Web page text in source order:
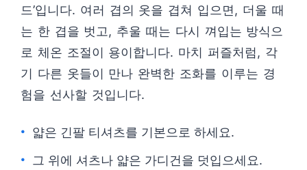
드’입니다. 여러 겹의 옷을 겹쳐 입으면, 더울 때
는 한 겹을 벗고, 추울 때는 다시 껴입는 방식으
로 체온 조절이 용이합니다. 마치 퍼즐처럼, 각
기 다른 옷들이 만나 완벽한 조화를 이루는 경
험을 선사할 것입니다.
얇은 긴팔 티셔츠를 기본으로 하세요.
그 위에 셔츠나 얇은 가디건을 덧입으세요.